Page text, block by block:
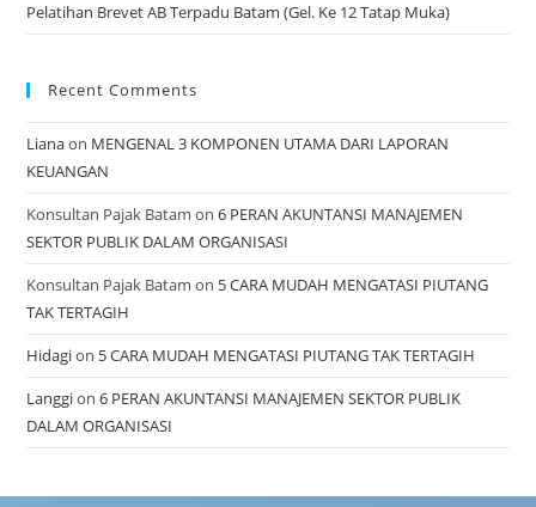
Pelatihan Brevet AB Terpadu Batam (Gel. Ke 12 Tatap Muka)
Recent Comments
Lianaon MENGENAL 3 KOMPONEN UTAMA DARI LAPORAN
KEUANGAN
Konsultan Pajak Batam on6 PERAN AKUNTANSI MANAJEMEN
SEKTOR PUBLIK DALAM ORGANISASI
Konsultan Pajak Batam on 5 CARA MUDAH MENGATASI PIUTANG
TAK TERTAGIH
Hidagion 5 CARA MUDAH MENGATASI PIUTANG TAK TERTAGIH
Langgion6 PERAN AKUNTANSI MANAJEMEN SEKTOR PUBLIK
DALAM ORGANISASI